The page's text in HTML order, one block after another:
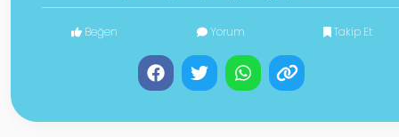
Beğen Yorum Takip Et